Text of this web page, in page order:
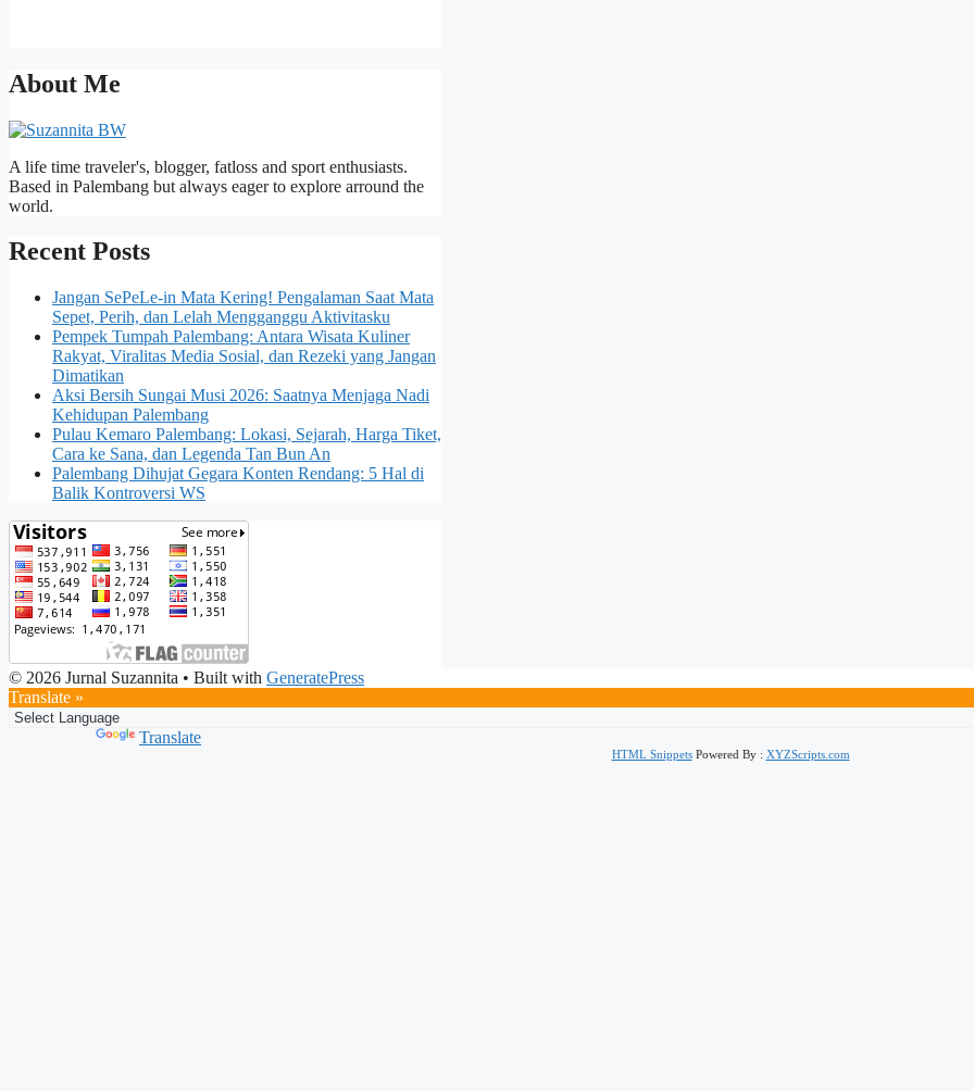
About Me
A life time traveler's, blogger, fatloss and sport enthusiasts.
Based in Palembang but always eager to explore arround the
world.
Recent Posts
Jangan SePeLe-in Mata Kering! Pengalaman Saat Mata
Sepet, Perih, dan Lelah Mengganggu Aktivitasku
Pempek Tumpah Palembang: Antara Wisata Kuliner
Rakyat, Viralitas Media Sosial, dan Rezeki yang Jangan
Dimatikan
Aksi Bersih Sungai Musi 2026: Saatnya Menjaga Nadi
Kehidupan Palembang
Pulau Kemaro Palembang: Lokasi, Sejarah, Harga Tiket,
Cara ke Sana, dan Legenda Tan Bun An
Palembang Dihujat Gegara Konten Rendang: 5 Hal di
Balik Kontroversi WS
© 2026 Jurnal Suzannita • Built with GeneratePress
Translate »
Translate
HTML SnippetsPowered By : XYZScripts.com